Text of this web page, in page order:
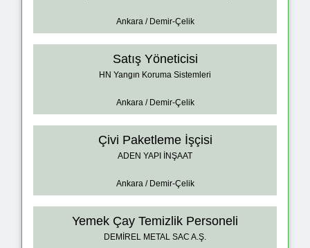
Ankara / Demir-Çelik
Satış Yöneticisi
HN Yangın Koruma Sistemleri
Ankara / Demir-Çelik
Çivi Paketleme İşçisi
ADEN YAPI İNŞAAT
Ankara / Demir-Çelik
Yemek Çay Temizlik Personeli
DEMİREL METAL SAC A.Ş.